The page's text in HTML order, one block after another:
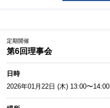
定期開催
第6回理事会
日時
2026年01月22日 (木) 13:00〜14:00